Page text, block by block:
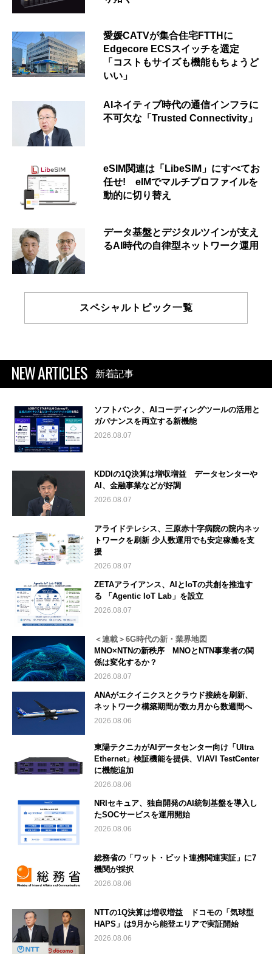
愛媛CATVが集合住宅FTTHに
Edgecore ECSスイッチを選定
「コストもサイズも機能もちょうど
いい」
AIネイティブ時代の通信インフラに
不可欠な「Trusted Connectivity」
eSIM関連は「LibeSIM」にすべてお
任せ! eIMでマルチプロファイルを
動的に切り替え
データ基盤とデジタルツインが支え
るAI時代の自律型ネットワーク運用
スペシャルトピック一覧
NEW ARTICLES 新着記事
ソフトバンク、AIコーディングツールの活用と
ガバナンスを両立する新機能
2026.08.07
KDDIの1Q決算は増収増益 データセンターや
AI、金融事業などが好調
2026.08.07
アライドテレシス、三原赤十字病院の院内ネッ
トワークを刷新 少人数運用でも安定稼働を支
援
2026.08.07
ZETAアライアンス、AIとIoTの共創を推進す
る 「Agentic IoT Lab」を設立
2026.08.07
＜連載＞6G時代の新・業界地図
MNO×NTNの新秩序 MNOとNTN事業者の関
係は変化するか？
2026.08.07
ANAがエクイニクスとクラウド接続を刷新、
ネットワーク構築期間が数カ月から数週間へ
2026.08.06
東陽テクニカがAIデータセンター向け「Ultra
Ethernet」検証機能を提供、VIAVI TestCenter
に機能追加
2026.08.06
NRIセキュア、独自開発のAI統制基盤を導入し
たSOCサービスを運用開始
2026.08.06
総務省の「ワット・ビット連携関連実証」に7
機関が採択
2026.08.06
NTTの1Q決算は増収増益 ドコモの「気球型
HAPS」は9月から能登エリアで実証開始
2026.08.06